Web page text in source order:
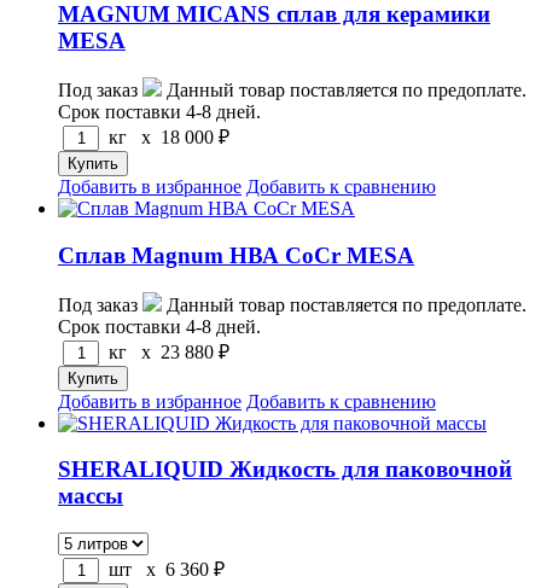
MAGNUM MICANS сплав для керамики
MESA
Под заказ
Данный товар поставляется по предоплате.
Срок поставки 4-8 дней.
кг x 18 000 ₽
Добавить в избранное Добавить к сравнению
Сплав Magnum НВА CoCr MESA
Под заказ
Данный товар поставляется по предоплате.
Срок поставки 4-8 дней.
кг x 23 880 ₽
Добавить в избранное Добавить к сравнению
SHERALIQUID Жидкость для паковочной
массы
шт x 6 360 ₽